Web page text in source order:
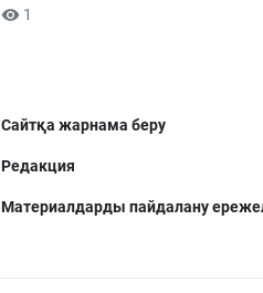
1
Сайтқа жарнама беру
Редакция
Материалдарды пайдалану